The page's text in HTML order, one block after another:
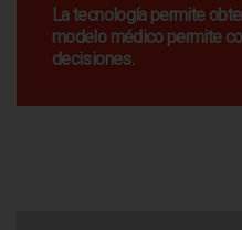
La tecnología permite
modelo médico permite
decisiones.